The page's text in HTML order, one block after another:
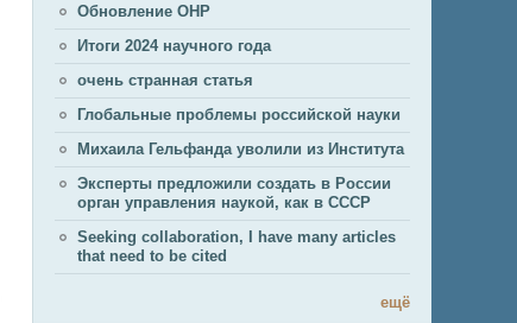
Обновление ОНР
Итоги 2024 научного года
очень странная статья
Глобальные проблемы российской науки
Михаила Гельфанда уволили из Института
Эксперты предложили создать в России
орган управления наукой, как в СССР
Seeking collaboration, I have many articles
that need to be cited
ещё